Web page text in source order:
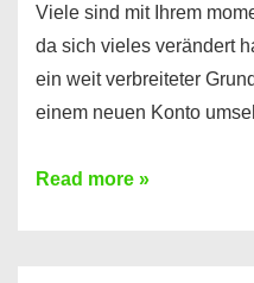
Viele sind mit Ihrem
da sich vieles verändert
ein weit verbreiteter
einem neuen Konto
Konto
Read more »